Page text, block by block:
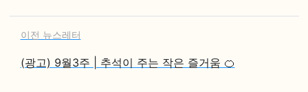
이전 뉴스레터
(광고) 9월3주 | 추석이 주는 작은 즐거움 🍊